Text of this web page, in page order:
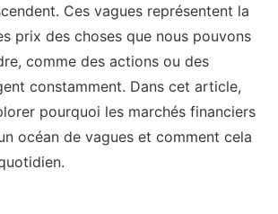
Ces vagues représentent la
prix des choses que nous pouvons
comme des actions ou des
constamment. Dans cet article,
pourquoi les marchés financiers
océan de vagues et comment cela